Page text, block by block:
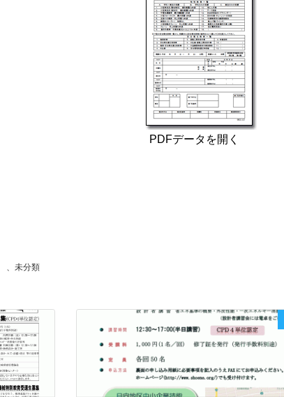
PDFデータを開く
、未分類